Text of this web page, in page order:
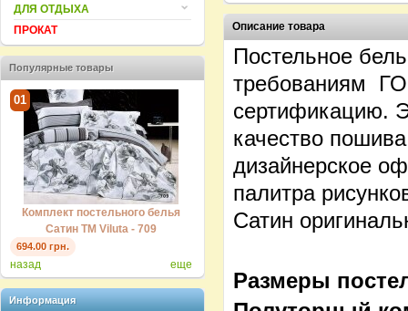
Описание товара
Постельное
требованиям
сертификацию.
качество
дизайнерское
палитра
Сатин
Размеры
ДЛЯ ОТДЫХА
ПРОКАТ
Популярные товары
01
Комплект постельного белья
Сатин ТМ Viluta - 709
694.00 грн.
Комплект постельного белья
Сатин ТМ Viluta - 605
назад еще
Информация